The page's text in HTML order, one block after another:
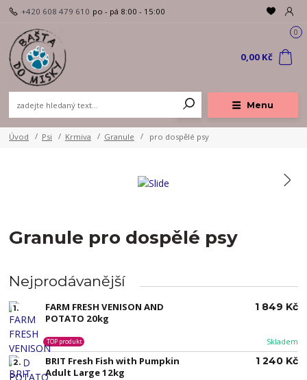
Menu
+420 608 479 610 po - pá 8:00 - 15:00
0
0,00 Kč
Úvod Psi Krmiva Granule pro dospělé psy
Granule pro dospělé psy
Nejprodávanější
1.
FARM FRESH VENISON AND
POTATO 20kg
Skladem
TOP produkt
1 849 Kč
2.
BRIT Fresh Fish with Pumpkin
Adult Large 12kg
1 240 Kč